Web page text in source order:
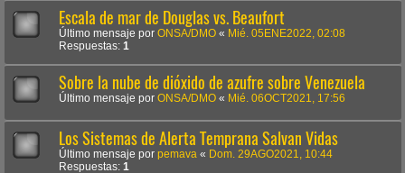
Escala de mar de Douglas vs. Beaufort
Último mensaje por ONSA/DMO « Mié. 05ENE2022, 02:08
Respuestas: 1
Sobre la nube de dióxido de azufre sobre Venezuela
Último mensaje por ONSA/DMO « Mié. 06OCT2021, 17:56
Los Sistemas de Alerta Temprana Salvan Vidas
Último mensaje por pemava « Dom. 29AGO2021, 10:44
Respuestas: 1